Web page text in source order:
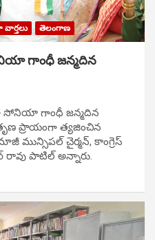
తెలంగాణ
గాంధీ జ‌న్మ‌దిన
సోనియా గాంధీ జ‌న్మ‌దిన
ప్రాయంగా త్య‌జించిన
మున్సిప‌ల్ చైర్మ‌న్, కాంగ్రెస్
రావు పాటిల్ అన్నారు.